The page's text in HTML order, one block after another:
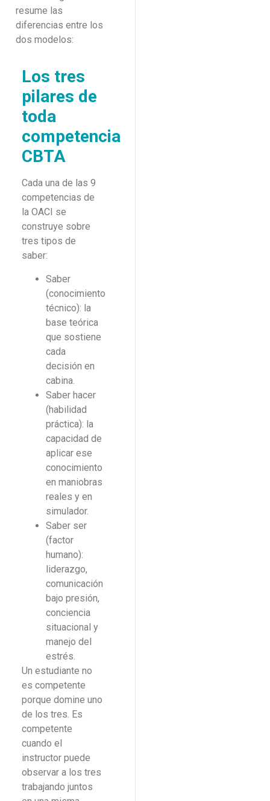
resume las
diferencias entre los
dos modelos:
Los tres
pilares de
toda
competencia
CBTA
Cada una de las 9
competencias de
la OACI se
construye sobre
tres tipos de
saber:
Saber
(conocimiento
técnico): la
base teórica
que sostiene
cada
decisión en
cabina.
Saber hacer
(habilidad
práctica): la
capacidad de
aplicar ese
conocimiento
en maniobras
reales y en
simulador.
Saber ser
(factor
humano):
liderazgo,
comunicación
bajo presión,
conciencia
situacional y
manejo del
estrés.
Un estudiante no
es competente
porque domine uno
de los tres. Es
competente
cuando el
instructor puede
observar a los tres
trabajando juntos